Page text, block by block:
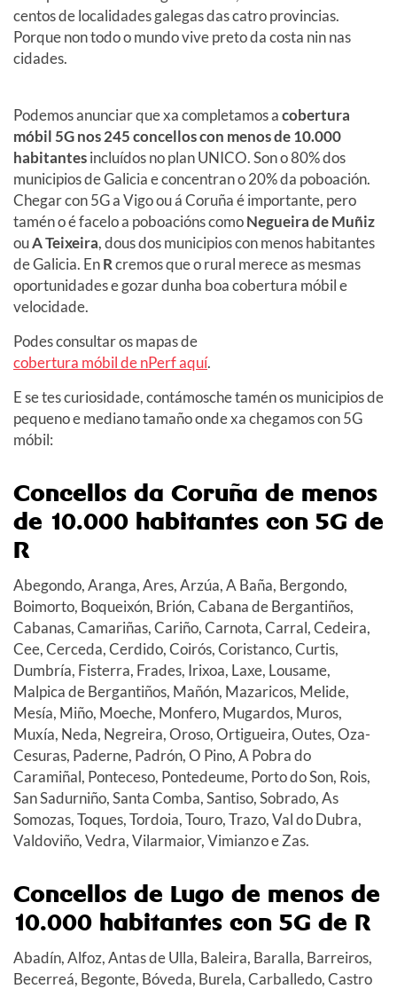
centos de localidades galegas das catro provincias.
Porque non todo o mundo vive preto da costa nin nas
cidades.
Podemos anunciar que xa completamos acobertura
móbil 5G nos 245 concellos con menos de 10.000
habitantesincluídos no plan UNICO. Son o 80% dos
municipios de Galicia e concentran o 20% da poboación.
Chegar con 5G a Vigo ou á Coruña é importante, pero
tamén o é facelo a poboacións comoNegueira de Muñiz
ouA Teixeira, dous dos municipios con menos habitantes
de Galicia. EnRcremos que o rural merece as mesmas
oportunidades e gozar dunha boa cobertura móbil e
velocidade.
Podes consultar os mapas de
cobertura móbil de nPerf aquí.
E se tes curiosidade, contámosche tamén os municipios de
pequeno e mediano tamaño onde xa chegamos con 5G
móbil:
Concellos da Coruña de menos
de 10.000 habitantes con 5G de
R
Abegondo, Aranga, Ares, Arzúa, A Baña, Bergondo,
Boimorto, Boqueixón, Brión, Cabana de Bergantiños,
Cabanas, Camariñas, Cariño, Carnota, Carral, Cedeira,
Cee, Cerceda, Cerdido, Coirós, Coristanco, Curtis,
Dumbría, Fisterra, Frades, Irixoa, Laxe, Lousame,
Malpica de Bergantiños, Mañón, Mazaricos, Melide,
Mesía, Miño, Moeche, Monfero, Mugardos, Muros,
Muxía, Neda, Negreira, Oroso, Ortigueira, Outes, Oza-
Cesuras, Paderne, Padrón, O Pino, A Pobra do
Caramiñal, Ponteceso, Pontedeume, Porto do Son, Rois,
San Sadurniño, Santa Comba, Santiso, Sobrado, As
Somozas, Toques, Tordoia, Touro, Trazo, Val do Dubra,
Valdoviño, Vedra, Vilarmaior, Vimianzo e Zas.
Concellos de Lugo de menos de
10.000 habitantes con 5G de R
Abadín, Alfoz, Antas de Ulla, Baleira, Baralla, Barreiros,
Becerreá, Begonte, Bóveda, Burela, Carballedo, Castro